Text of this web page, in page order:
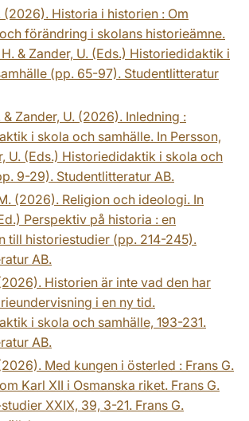
(2026). Historia i historien : Om
förändring i skolans historieämne.
& Zander, U. (Eds.) Historiedidaktik i
(pp. 65-97). Studentlitteratur
& Zander, U. (2026). Inledning :
i skola och samhälle. In Persson,
U. (Eds.) Historiedidaktik i skola och
9-29). Studentlitteratur AB.
(2026). Religion och ideologi. In
Perspektiv på historia : en
till historiestudier (pp. 214-245).
AB.
Historien är inte vad den har
i en ny tid.
i skola och samhälle, 193-231.
AB.
Med kungen i österled : Frans G.
Karl XII i Osmanska riket. Frans G.
XXIX, 39, 3-21. Frans G.